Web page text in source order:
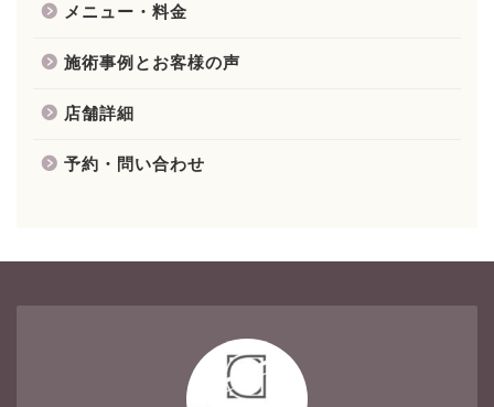
メニュー・料金
施術事例とお客様の声
店舗詳細
予約・問い合わせ